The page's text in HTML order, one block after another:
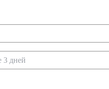
3 дней